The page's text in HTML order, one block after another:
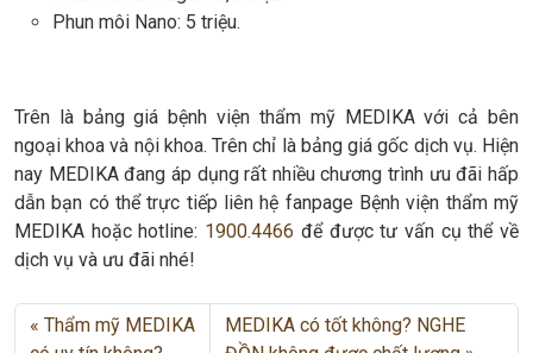
Phun môi Nano: 5 triệu.
Trên là bảng giá bệnh viện thẩm mỹ MEDIKA với cả bên
ngoại khoa và nội khoa. Trên chỉ là bảng giá gốc dịch vụ. Hiện
nay MEDIKA đang áp dụng rất nhiều chương trình ưu đãi hấp
dẫn bạn có thể trực tiếp liên hệ fanpage Bệnh viện thẩm mỹ
MEDIKA hoặc hotline: 1900.4466 để được tư vấn cụ thể về
dịch vụ và ưu đãi nhé!
Thẩm mỹ MEDIKA
MEDIKA có tốt không? NGHE